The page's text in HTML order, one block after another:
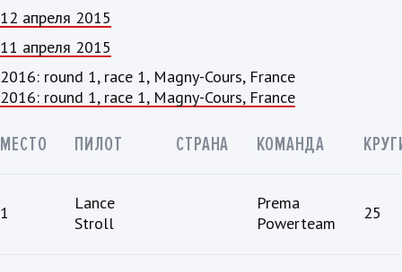
12 апреля 2015
11 апреля 2015
2016: round 1, race 1, Magny-Cours, France
2016: round 1, race 1, Magny-Cours, France
МЕСТО ПИЛОТ СТРАНА КОМАНДА
1
Lance
Stroll
Prema
Powerteam
25